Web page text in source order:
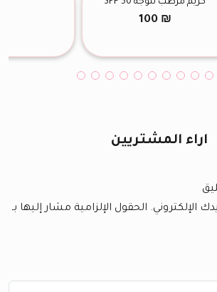
100 ₪
اراء المشتريين
الإلكتروني. الحقول الإلزامية مشار إليها بـ